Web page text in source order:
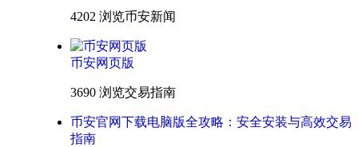
4202 浏览币安新闻
币安网页版
3690 浏览交易指南
币安官网下载电脑版全攻略：安全安装与高效交易
指南